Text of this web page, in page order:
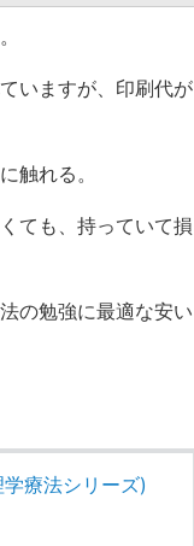
いますが、印刷代が
触れる。
ても、持っていて損
の勉強に最適な安い
療法シリーズ)